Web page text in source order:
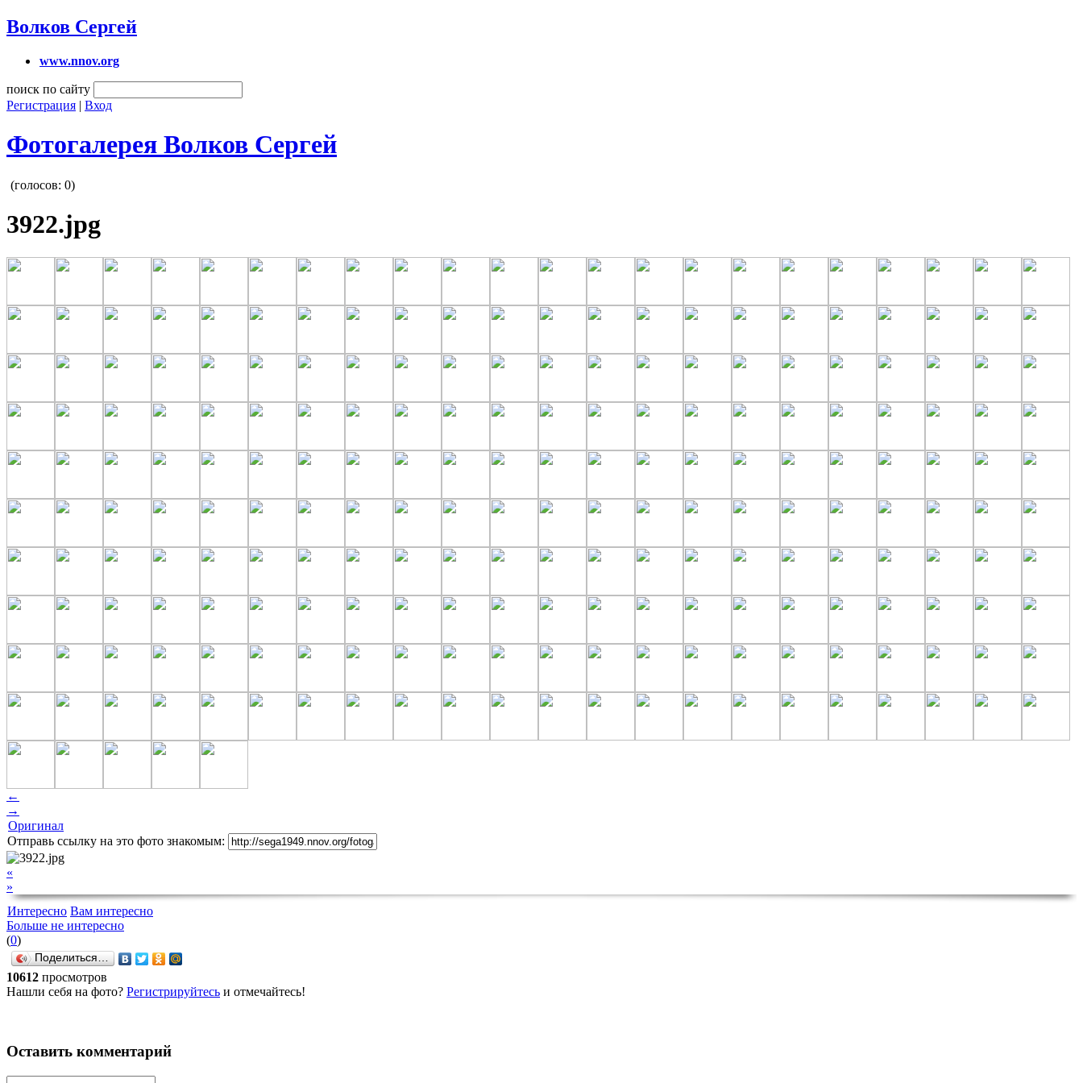
Волков Сергей
www.nnov.org
поиск по сайту
Регистрация | Вход
Фотогалерея Волков Сергей
(голосов: 0)
3922.jpg
←
→
Оригинал
Отправь ссылку на это фото знакомым:
«
»
Интересно Вам интересно
Больше не интересно
(0)
Поделиться…
10612 просмотров
Нашли себя на фото? Регистрируйтесь и отмечайтесь!
Оставить комментарий